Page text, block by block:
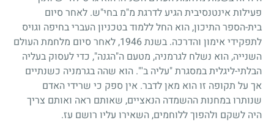
פעילות אינטנסיבית הגיע לדרגת מ"מ בחי"ש. לאחר סיום
בית-הספר התיכון, הוא החל ללמוד בטכניון העברי בחיפה וגויס
לתפקידי אימון והדרכה. בשנת1946, לאחר סיום מלחמת העולם
השנייה, הוא נשלח לגרמניה, מטעם ה"הגנה", כדי לעסוק בעליה
הבלתי-ליגלית במסגרת "עליה ב'". הוא שהה בגרמניה כשנתיים
אך על תקופה זו הוא מאן לדבר. אין ספק כי שרידי האדם
שנותרו במחנות ההשמדה הנאציים, שאותם ראה ואותם צריך
היה לשקם ולהפוך ללוחמים, השאירו עליו רושם עז.